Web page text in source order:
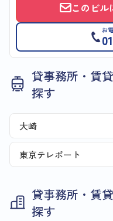
このビル
お
貸事務所・賃
探す
大崎
東京テレポート
貸事務所・賃
探す